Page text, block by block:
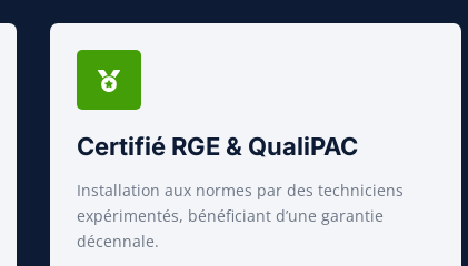
Certifié RGE & QualiPAC
Installation aux normes par des techniciens
expérimentés, bénéficiant d’une garantie
décennale.